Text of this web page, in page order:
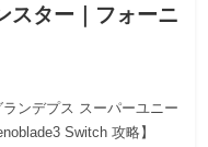
スター｜フォーニ
ランデプス スーパーユニー
Switch 攻略】